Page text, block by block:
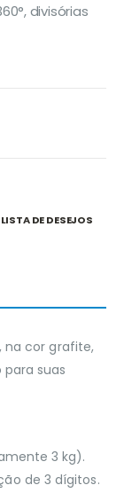
divisórias
DE DESEJOS
na cor grafite,
suas
3 kg).
de 3 dígitos.